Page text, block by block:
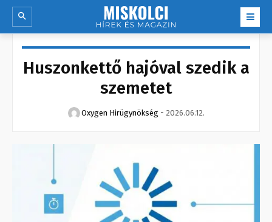
Huszonkettő hajóval szedik a
szemetet
Oxygen Hirügynökség - 2026.06.12.